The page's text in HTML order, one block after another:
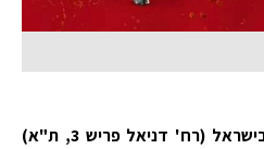
ההפגנה מול שגרירות ספרד בישראל (רח' דניאל פריש 3, ת"א)